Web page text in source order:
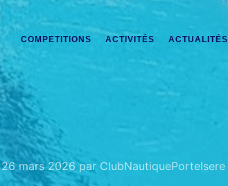
COMPETITIONS ACTIVITÉS ACTUALITÉS
26 mars 2026 par ClubNautiquePorteIsere